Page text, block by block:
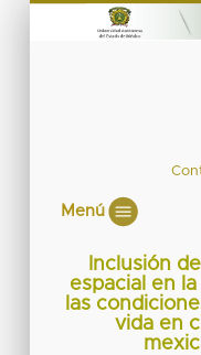
Menú
Inclusión
espacial en
las
vida en